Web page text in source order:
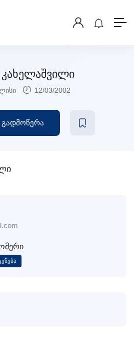
12/03/2002
გადმოწერა